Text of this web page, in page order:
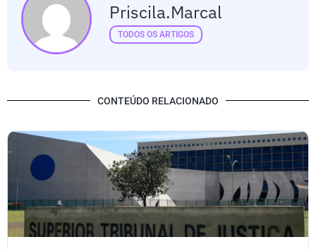
Priscila.marcal
TODOS OS ARTIGOS
CONTEÚDO RELACIONADO